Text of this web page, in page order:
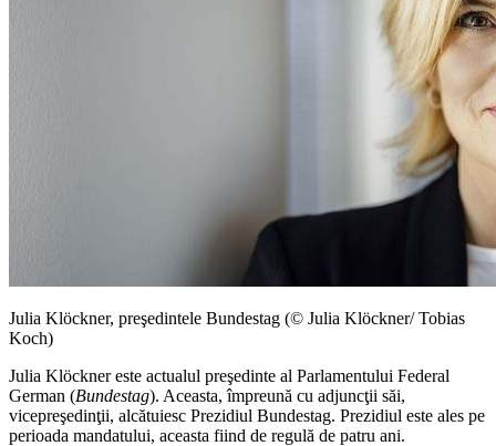
Julia Klöckner, preşedintele Bundestag (© Julia Klöckner/ Tobias
Koch)
Julia Klöckner este actualul preşedinte al Parlamentului Federal
German (Bundestag). Aceasta, împreună cu adjuncţii săi,
vicepreşedinţii, alcătuiesc Prezidiul Bundestag. Prezidiul este ales pe
perioada mandatului, aceasta fiind de regulă de patru ani.